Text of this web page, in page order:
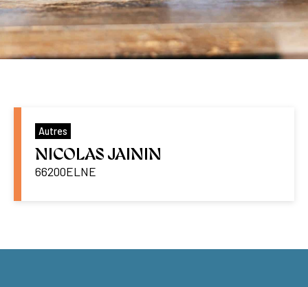
Autres
NICOLAS JAININ
66200ELNE